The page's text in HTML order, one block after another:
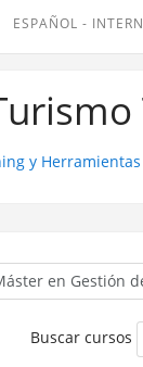
ESPAÑOL -
y
Buscar cursos